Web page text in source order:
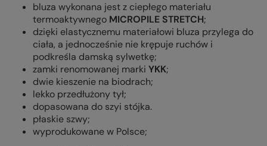
bluza wykonana jest z ciepłego materiału
termoaktywnego MICROPILE STRETCH;
dzięki elastycznemu materiałowi bluza przylega do
ciała, a jednocześnie nie krępuje ruchów i
podkreśla damską sylwetkę;
zamki renomowanej marki YKK;
dwie kieszenie na biodrach;
lekko przedłużony tył;
dopasowana do szyi stójka.
płaskie szwy;
wyprodukowane w Polsce;